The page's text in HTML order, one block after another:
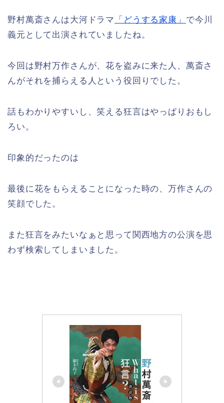
野村萬斎さんは大河ドラマ 「どうする家康」 で今川
義元として出演されていましたね。
今回は野村万作さんが、花を盗みに来た人、萬斎さ
んがそれを捕らえる人という役回りでした。
話もわかりやすいし、笑える狂言はやっぱりおもし
ろい。
印象的だったのは
最後に花をもらえることになった時の、万作さんの
笑顔でした。
また狂言をみたいなぁと思って関西地方の公演を思
わず検索してしまいました。